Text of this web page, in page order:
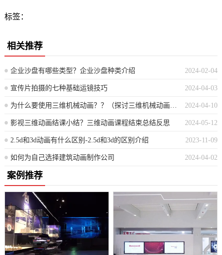
标签：
相关推荐
2024-02-04
企业沙盘有哪些类型？企业沙盘种类介绍
2024-04-03
宣传片拍摄的七种基础运镜技巧
2024-04-10
为什么要使用三维机械动画？？（探讨三维机械动画的运用优势）
2024-05-12
影视三维动画结课小结？三维动画课程结束总结反思
2023-11-09
2.5d和3d动画有什么区别-2.5d和3d的区别介绍
2024-04-02
如何为自己选择建筑动画制作公司
案例推荐